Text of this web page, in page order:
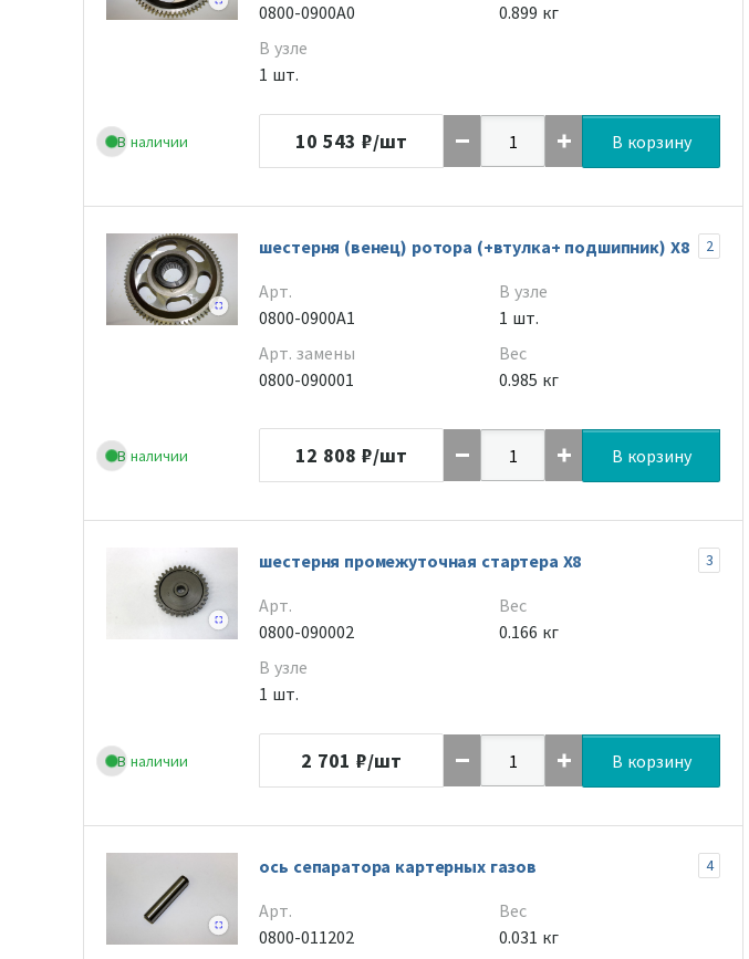
В наличии
0800-0900A0
В узле
1 шт.
0.899 кг
10 543 ₽/шт В корзину
В наличии
шестерня (венец) ротора (+втулка+ подшипник) Х8 2
Арт.
0800-0900A1
Арт. замены
0800-090001
В узле
1 шт.
Вес
0.985 кг
12 808 ₽/шт В корзину
В наличии
шестерня промежуточная стартера Х8 3
Арт.
0800-090002
В узле
1 шт.
Вес
0.166 кг
2 701 ₽/шт В корзину
ось сепаратора картерных газов 4
Арт.
0800-011202
Вес
0.031 кг